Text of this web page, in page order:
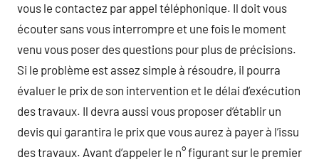
vous le contactez par appel téléphonique. Il doit vous
écouter sans vous interrompre et une fois le moment
venu vous poser des questions pour plus de précisions.
Si le problème est assez simple à résoudre, il pourra
évaluer le prix de son intervention et le délai d’exécution
des travaux. Il devra aussi vous proposer d’établir un
devis qui garantira le prix que vous aurez à payer à l’issu
des travaux. Avant d’appeler le n° figurant sur le premier